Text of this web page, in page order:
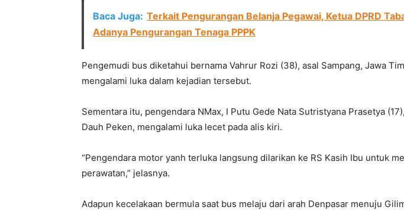
Baca Juga: Terkait Pengurangan Belanja Pegawai, Ketua DPRD
Adanya Pengurangan Tenaga PPPK
Pengemudi bus diketahui bernama Vahrur Rozi (38), asal Sampang, Jawa
mengalami luka dalam kejadian tersebut.
Sementara itu, pengendara NMax, I Putu Gede Nata Sutristyana Prasetya
Dauh Peken, mengalami luka lecet pada alis kiri.
“Pengendara motor yanh terluka langsung dilarikan ke RS Kasih Ibu untuk
perawatan,” jelasnya.
Adapun kecelakaan bermula saat bus melaju dari arah Denpasar menuju